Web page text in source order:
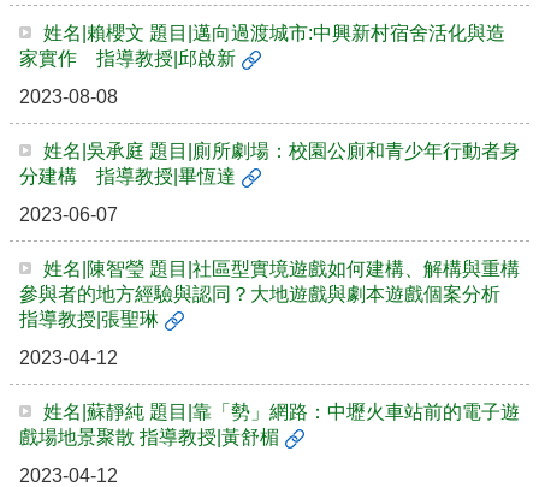
姓名|賴櫻文 題目|邁向過渡城市:中興新村宿舍活化與造
家實作 指導教授|邱啟新
2023-08-08
姓名|吳承庭 題目|廁所劇場：校園公廁和青少年行動者身
分建構 指導教授|畢恆達
2023-06-07
姓名|陳智瑩 題目|社區型實境遊戲如何建構、解構與重構
參與者的地方經驗與認同？大地遊戲與劇本遊戲個案分析
指導教授|張聖琳
2023-04-12
姓名|蘇靜純 題目|靠「勢」網路：中壢火車站前的電子遊
戲場地景聚散 指導教授|黃舒楣
2023-04-12